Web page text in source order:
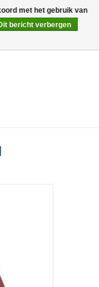
0 Artikelen - €0,00
met het gebruik van
bericht verbergen